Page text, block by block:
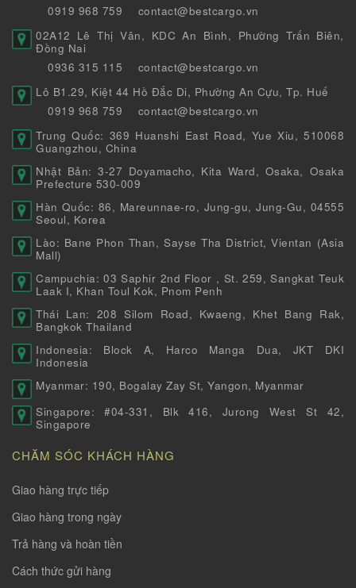
0919 968 759
contact@bestcargo.vn
02A12 Lê Thị Vân, KDC An Bình, Phường Trấn Biên,
Đồng Nai
0936 315 115
contact@bestcargo.vn
Lô B1.29, Kiệt 44 Hồ Đắc Di, Phường An Cựu, Tp. Huế
0919 968 759
contact@bestcargo.vn
Trung Quốc: 369 Huanshi East Road, Yue Xiu, 510068
Guangzhou, China
Nhật Bản: 3-27 Doyamacho, Kita Ward, Osaka, Osaka
Prefecture 530-009
Hàn Quốc: 86, Mareunnae-ro, Jung-gu, Jung-Gu, 04555
Seoul, Korea
Lào: Bane Phon Than, Sayse Tha District, Vientan (Asia
Mall)
Campuchia: 03 Saphir 2nd Floor , St. 259, Sangkat Teuk
Laak I, Khan Toul Kok, Pnom Penh
Thái Lan: 208 Silom Road, Kwaeng, Khet Bang Rak,
Bangkok Thailand
Indonesia: Block A, Harco Manga Dua, JKT DKI
Indonesia
Myanmar: 190, Bogalay Zay St, Yangon, Myanmar
Singapore: #04-331, Blk 416, Jurong West St 42,
Singapore
CHĂM SÓC KHÁCH HÀNG
Giao hàng trực tiếp
Giao hàng trong ngày
Trả hàng và hoàn tiền
Cách thức gửi hàng